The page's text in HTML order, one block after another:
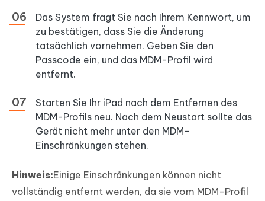
Das System fragt Sie nach Ihrem Kennwort, um
zu bestätigen, dass Sie die Änderung
tatsächlich vornehmen. Geben Sie den
Passcode ein, und das MDM-Profil wird
entfernt.
Starten Sie Ihr iPad nach dem Entfernen des
MDM-Profils neu. Nach dem Neustart sollte das
Gerät nicht mehr unter den MDM-
Einschränkungen stehen.
Hinweis:Einige Einschränkungen können nicht
vollständig entfernt werden, da sie vom MDM-Profil